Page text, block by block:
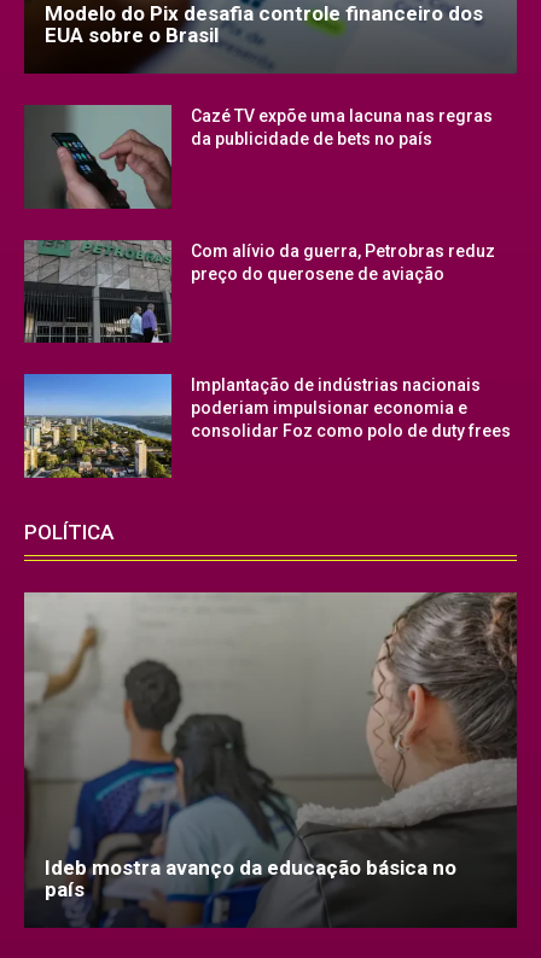
Modelo do Pix desafia controle financeiro dos
EUA sobre o Brasil
Cazé TV expõe uma lacuna nas regras
da publicidade de bets no país
Com alívio da guerra, Petrobras reduz
preço do querosene de aviação
Implantação de indústrias nacionais
poderiam impulsionar economia e
consolidar Foz como polo de duty frees
POLÍTICA
Ideb mostra avanço da educação básica no
país